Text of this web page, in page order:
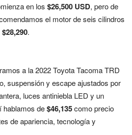
en los $26,500 USD, pero de
el motor de seis cilindros
$28,290.
a la 2022 Toyota Tacoma TRD
suspensión y escape ajustados por
luces antiniebla LED y un
hablamos de$46,135como precio
de apariencia, tecnología y